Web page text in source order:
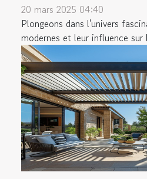
20 mars 2025 04:40
Plongeons dans l'univers
modernes et leur influence sur